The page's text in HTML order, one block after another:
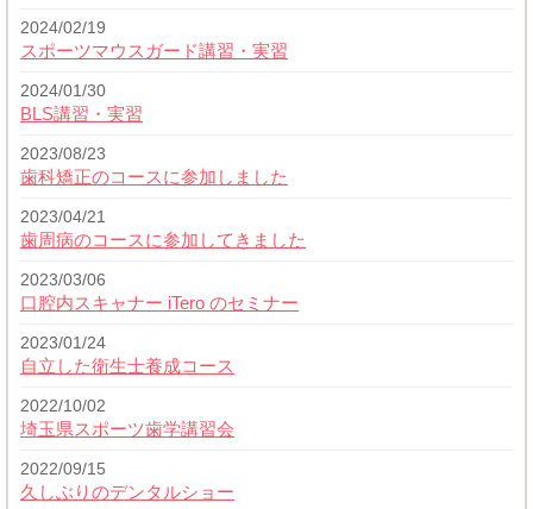
2024/02/19
スポーツマウスガード講習・実習
2024/01/30
BLS講習・実習
2023/08/23
歯科矯正のコースに参加しました
2023/04/21
歯周病のコースに参加してきました
2023/03/06
口腔内スキャナー iTero のセミナー
2023/01/24
自立した衛生士養成コース
2022/10/02
埼玉県スポーツ歯学講習会
2022/09/15
久しぶりのデンタルショー